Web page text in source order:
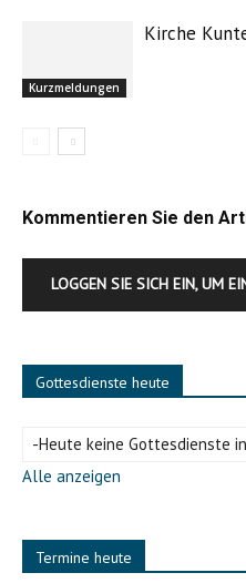
Kurzmeldungen
Kirche
Kommentieren Sie den
LOGGEN SIE SICH EIN, UM
Gottesdienste heute
-Heute keine Gottesdienste
Alle anzeigen
Termine heute